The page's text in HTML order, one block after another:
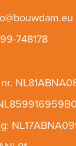
Contact
748178